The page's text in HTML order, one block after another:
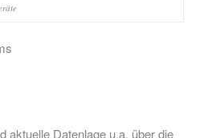
aktuelle Datenlage u.a. über die